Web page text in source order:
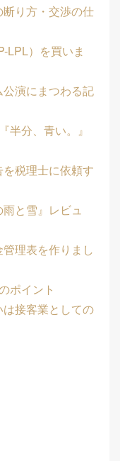
り方・交渉の仕
LPL）を買いま
演にまつわる記
半分、青い。』
税理士に依頼す
と雪』レビュ
理表を作りまし
ポイント
接客業としての